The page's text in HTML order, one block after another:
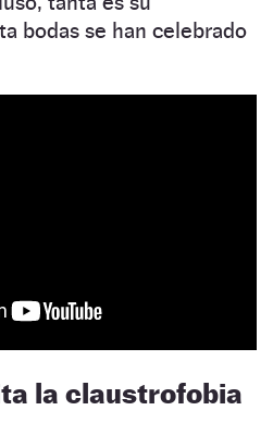
bodas se han celebrado
la claustrofobia